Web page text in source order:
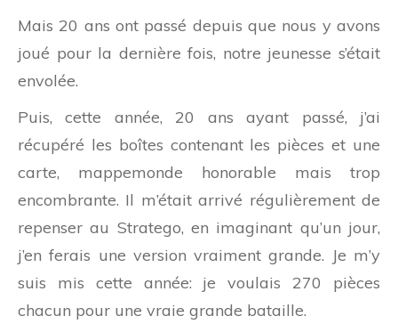
Mais 20 ans ont passé depuis que nous y avons
joué pour la dernière fois, notre jeunesse s’était
envolée.
Puis, cette année, 20 ans ayant passé, j’ai
récupéré les boîtes contenant les pièces et une
carte, mappemonde honorable mais trop
encombrante. Il m’était arrivé régulièrement de
repenser au Stratego, en imaginant qu’un jour,
j’en ferais une version vraiment grande. Je m’y
suis mis cette année: je voulais 270 pièces
chacun pour une vraie grande bataille.